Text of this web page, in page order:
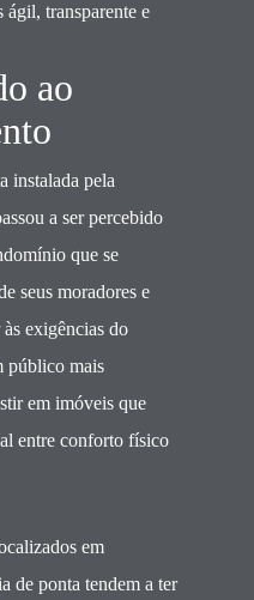
ágil, transparente e
ao
instalada pela
a ser percebido
que se
seus moradores e
às exigências do
público mais
em imóveis que
entre conforto físico
em
de ponta tendem a ter